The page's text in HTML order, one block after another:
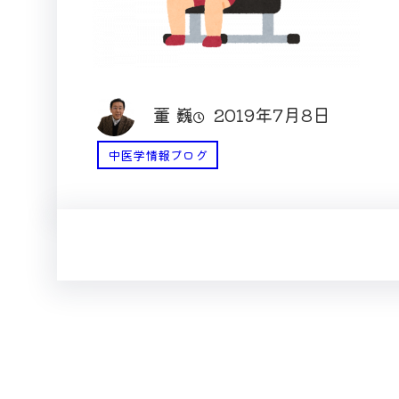
董 巍 2019年7月8日
中医学情報ブログ